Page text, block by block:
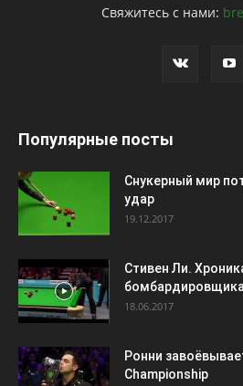
Свяжитесь с нами:
Популярные посты
Снукерный мир
удар
19.12.2017
Стивен Ли.
18.06.2017
Ронни
Championship